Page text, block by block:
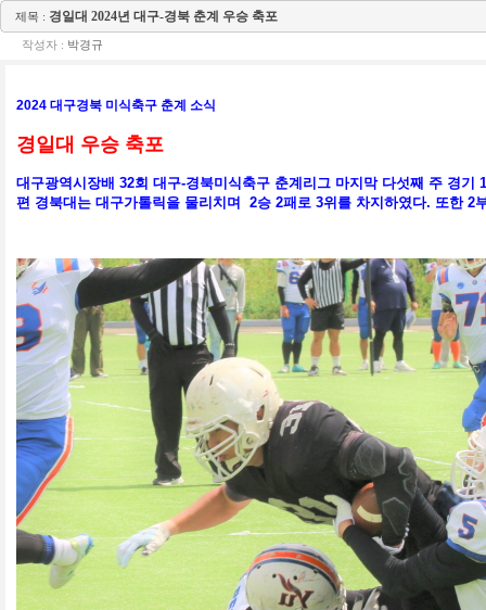
제목 : 경일대 2024년 대구-경북 춘계 우승 축포
작성자 : 박경규
2024 대구경북 미식축구 춘계 소식
경일대 우승 축포
대구광역시장배 32회 대구-경북미식축구 춘계리그 마지막 다섯째 주 경기 1
편 경북대는 대구가톨릭을 물리치며 2승 2패로 3위를 차지하였다. 또한 2